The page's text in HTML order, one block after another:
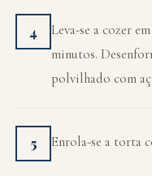
4
Leva-se a cozer
minutos.
polvilhado com
5 Enrola-se a torta